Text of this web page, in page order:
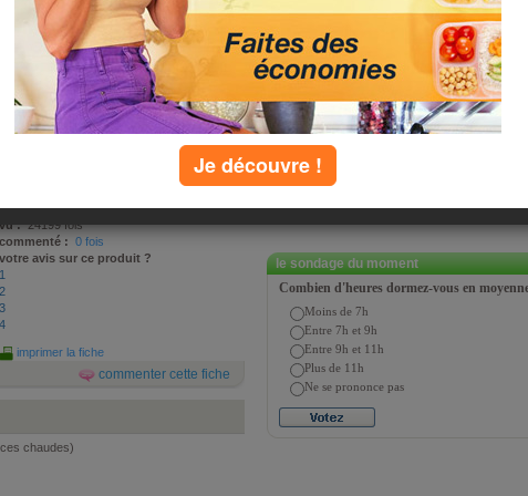
! Jean-Michel Cohen et Patrick
du best-seller Savoir manger qualifié
un extrait du rayon "Sauces et
le produit "Sauce mexicaine forte"
Jean-Michel Cohen et Patrick
le :13 août 2009
vu :24199 fois
commenté : 0 fois
votre avis sur ce produit ?
1
2
3
4
imprimer la fiche
commenter cette fiche
chaudes)
le sondage du moment
Combien d'heures dormez-vous en
Moins de 7h
Entre 7h et 9h
Entre 9h et 11h
Plus de 11h
Ne se prononce pas
Je découvre !